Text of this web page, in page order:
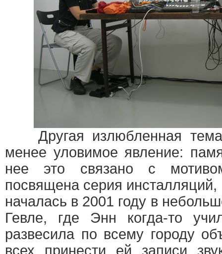
Другая излюбленная
менее уловимое явление:
нее это связано с
посвящена серия
началась в 2001 году в
Гевле, где Энн когда-то
развесила по всему городу
всех принести ей записи